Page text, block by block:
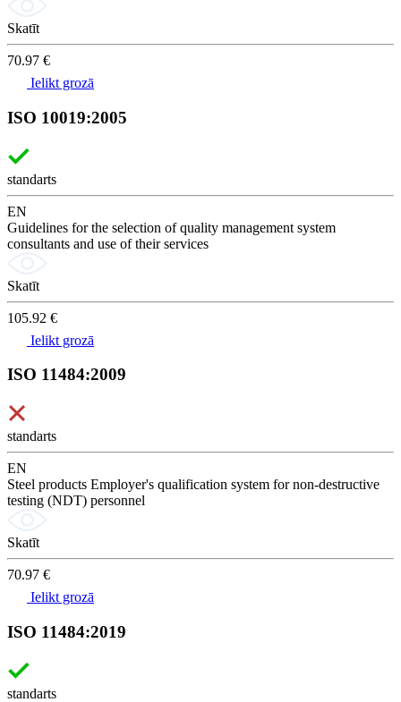
Skatīt
70.97 €
Ielikt grozā
ISO 10019:2005
standarts
EN
Guidelines for the selection of quality management system
consultants and use of their services
Skatīt
105.92 €
Ielikt grozā
ISO 11484:2009
standarts
EN
Steel products Employer's qualification system for non-destructive
testing (NDT) personnel
Skatīt
70.97 €
Ielikt grozā
ISO 11484:2019
standarts